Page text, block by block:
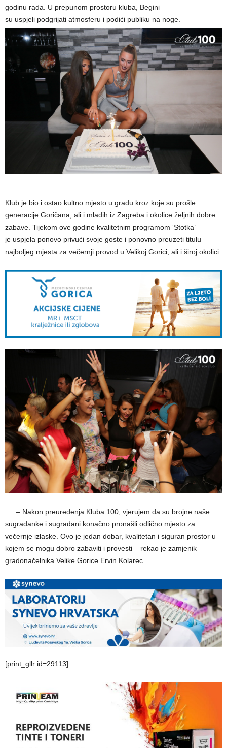
godinu rada. U prepunom prostoru kluba, Begini
su uspjeli podgrijati atmosferu i podići publiku na noge.
Klub je bio i ostao kultno mjesto u gradu kroz koje su prošle
generacije Goričana, ali i mladih iz Zagreba i okolice željnih dobre
zabave. Tijekom ove godine kvalitetnim programom ‘Stotka’
je uspjela ponovo privući svoje goste i ponovno preuzeti titulu
najboljeg mjesta za večernji provod u Velikoj Gorici, ali i široj okolici.
– Nakon preuređenja Kluba 100, vjerujem da su brojne naše
sugrađanke i sugrađani konačno pronašli odlično mjesto za
večernje izlaske. Ovo je jedan dobar, kvalitetan i siguran prostor u
kojem se mogu dobro zabaviti i provesti – rekao je zamjenik
gradonačelnika Velike Gorice Ervin Kolarec.
[print_gllr id=29113]